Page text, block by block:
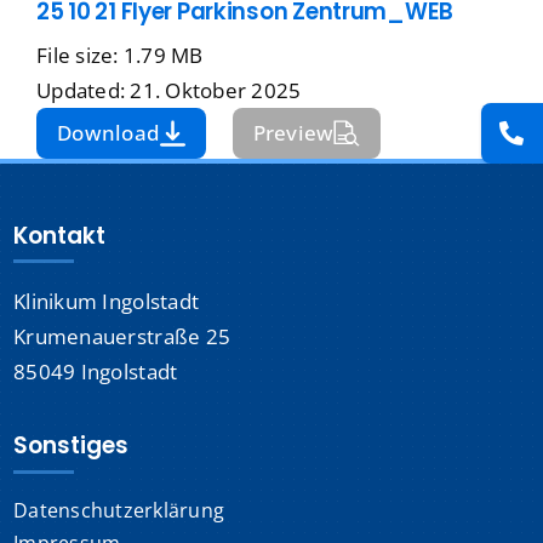
Presse
Kontakt
Suche
25 10 21 Flyer Parkinson Zentrum_WEB
File size: 1.79 MB
Updated: 21. Oktober 2025
Download
Preview
Kontakt
Klinikum Ingolstadt
Krumenauerstraße 25
85049 Ingolstadt
Sonstiges
Datenschutzerklärung